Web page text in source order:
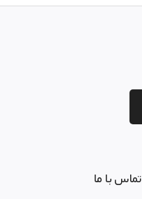
تماس با ما